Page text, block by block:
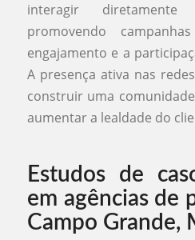
interagir
promovendo
engajamento e a
A presença ativa nas
construir uma
aumentar a lealdade do
Estudos de
em agências de
Campo Grande,